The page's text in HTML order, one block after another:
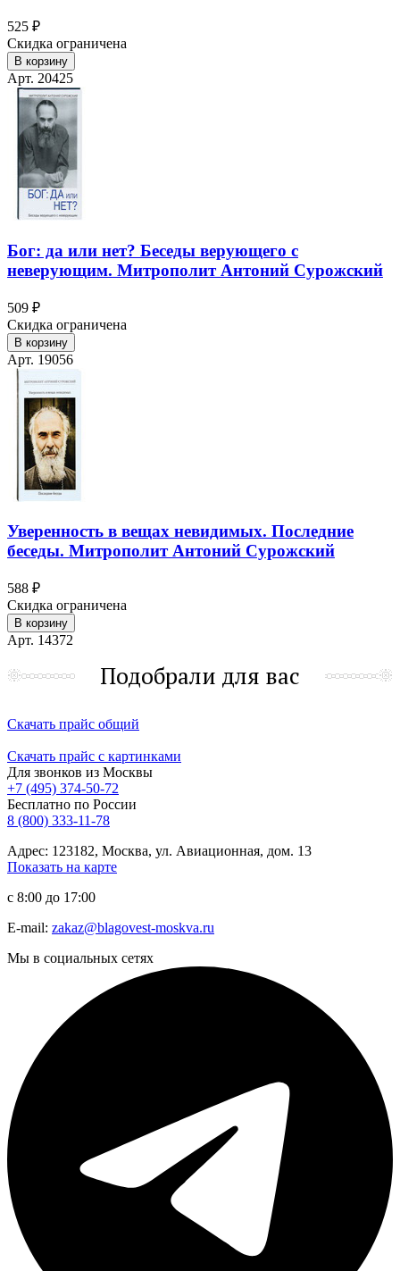
525 ₽
Скидка ограничена
В корзину
Арт. 20425
Бог: да или нет? Беседы верующего с
неверующим. Митрополит Антоний Сурожский
509 ₽
Скидка ограничена
В корзину
Арт. 19056
Уверенность в вещах невидимых. Последние
беседы. Митрополит Антоний Сурожский
588 ₽
Скидка ограничена
В корзину
Арт. 14372
Подобрали для вас
Скачать прайс общий
Скачать прайс с картинками
Для звонков из Москвы
+7 (495) 374-50-72
Бесплатно по России
8 (800) 333-11-78
Адрес: 123182, Москва, ул. Авиационная, дом. 13
Показать на карте
с 8:00 до 17:00
E-mail: zakaz@blagovest-moskva.ru
Мы в социальных сетях